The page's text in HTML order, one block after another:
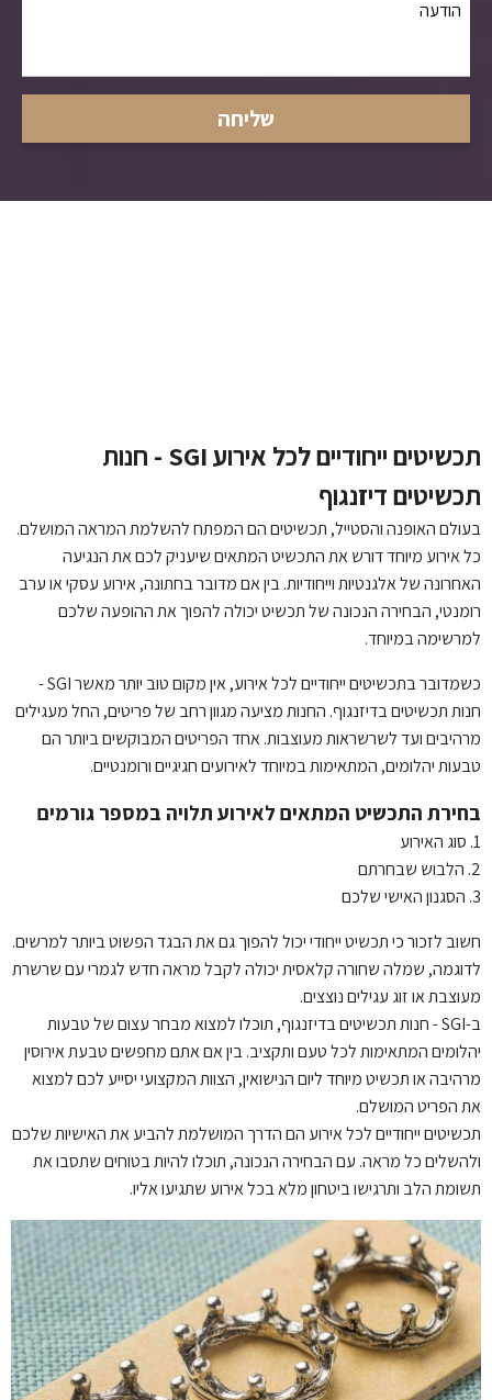
תכשיטים ייחודיים לכל אירוע SGI - חנות
תכשיטים דיזנגוף
בעולם האופנה והסטייל, תכשיטים הם המפתח להשלמת המראה המושלם.
כל אירוע מיוחד דורש את התכשיט המתאים שיעניק לכם את הנגיעה
האחרונה של אלגנטיות וייחודיות. בין אם מדובר בחתונה, אירוע עסקי או ערב
רומנטי, הבחירה הנכונה של תכשיט יכולה להפוך את ההופעה שלכם
למרשימה במיוחד.
כשמדובר בתכשיטים ייחודיים לכל אירוע, אין מקום טוב יותר מאשר SGI -
חנות תכשיטים בדיזנגוף. החנות מציעה מגוון רחב של פריטים, החל מעגילים
מרהיבים ועד לשרשראות מעוצבות. אחד הפריטים המבוקשים ביותר הם
טבעות יהלומים, המתאימות במיוחד לאירועים חגיגיים ורומנטיים.
בחירת התכשיט המתאים לאירוע תלויה במספר גורמים
1. סוג האירוע
2. הלבוש שבחרתם
3. הסגנון האישי שלכם
חשוב לזכור כי תכשיט ייחודי יכול להפוך גם את הבגד הפשוט ביותר למרשים.
לדוגמה, שמלה שחורה קלאסית יכולה לקבל מראה חדש לגמרי עם שרשרת
מעוצבת או זוג עגילים נוצצים.
ב-SGI - חנות תכשיטים בדיזנגוף, תוכלו למצוא מבחר עצום של טבעות
יהלומים המתאימות לכל טעם ותקציב. בין אם אתם מחפשים טבעת אירוסין
מרהיבה או תכשיט מיוחד ליום הנישואין, הצוות המקצועי יסייע לכם למצוא
את הפריט המושלם.
תכשיטים ייחודיים לכל אירוע הם הדרך המושלמת להביע את האישיות שלכם
ולהשלים כל מראה. עם הבחירה הנכונה, תוכלו להיות בטוחים שתסבו את
תשומת הלב ותרגישו ביטחון מלא בכל אירוע שתגיעו אליו.